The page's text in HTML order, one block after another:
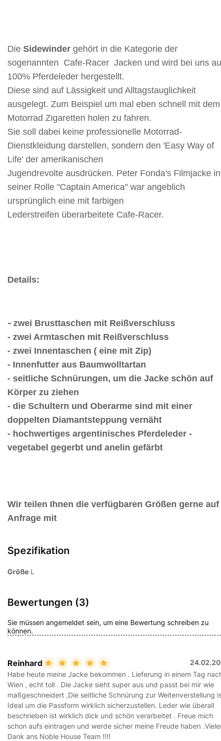
Die Sidewinder gehört in die Kategorie der
sogenannten Cafe-Racer Jacken und wird bei uns
100% Pferdeleder hergestellt.
Diese sind auf Lässigkeit und Alltagstauglichkeit
ausgelegt. Zum Beispiel um mal eben schnell mit dem
Motorrad Zigaretten holen zu fahren.
Sie soll dabei keine professionelle Motorrad-
Dienstkleidung darstellen, sondern den 'Easy Way of
Life' der amerikanischen
Jugendrevolte ausdrücken. Peter Fonda's Filmjacke in
seiner Rolle "Captain America" war angeblich
ursprünglich eine mit farbigen
Lederstreifen überarbeitete Cafe-Racer.
Details:
- zwei Brusttaschen mit Reißverschluss
- zwei Armtaschen mit Reißverschluss
- zwei Innentaschen ( eine mit Zip)
- Innenfutter aus Baumwolltartan
- seitliche Schnürungen, um die Jacke schön auf
Körper zu ziehen
- die Schultern und Oberarme sind mit einer
doppelten Diamantsteppung vernäht
- hochwertiges argentinisches Pferdeleder -
vegetabel gegerbt und anelin gefärbt
Wir teilen Ihnen die verfügbaren Größen gerne auf
Anfrage mit
Spezifikation
Größe L
Bewertungen (3)
Sie müssen angemeldet sein, um eine Bewertung schreiben zu
können.
Reinhard
Habe heute meine Jacke bekommen . Lieferung in einem Tag
Wien , echt toll . Die Jacke sieht super aus und passt bei mir wie
maßgeschneidert ,Die seitliche Schnürung zur Weitenverstellung
Ideal um die Passform wirklich sicherzustellen. Leder wie überall
beschrieben ist wirklich dick und schön verarbeitet . Freue mich
schon aufs eintragen und werde sicher meine Freude haben
Dank ans Noble House Team !!!!